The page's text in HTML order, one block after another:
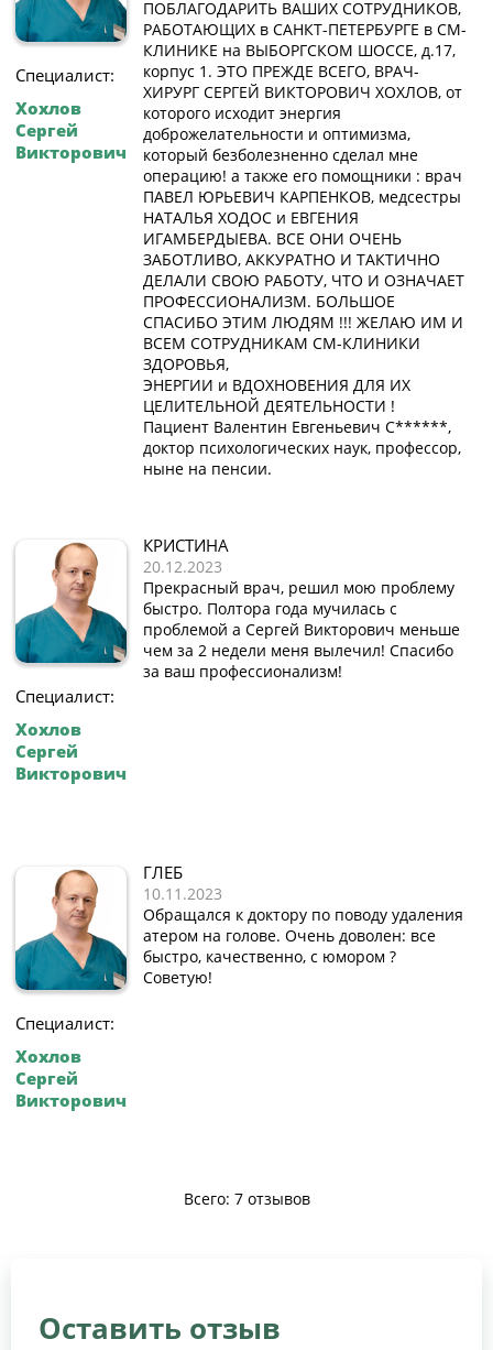
Специалист:
Хохлов
Сергей
Викторович
ПОБЛАГОДАРИТЬ ВАШИХ СОТРУДНИКОВ,
РАБОТАЮЩИХ в САНКТ-ПЕТЕРБУРГЕ в СМ-
КЛИНИКЕ на ВЫБОРГСКОМ ШОССЕ, д.17,
корпус 1. ЭТО ПРЕЖДЕ ВСЕГО, ВРАЧ-
ХИРУРГ СЕРГЕЙ ВИКТОРОВИЧ ХОХЛОВ, от
которого исходит энергия
доброжелательности и оптимизма,
который безболезненно сделал мне
операцию! а также его помощники : врач
ПАВЕЛ ЮРЬЕВИЧ КАРПЕНКОВ, медсестры
НАТАЛЬЯ ХОДОС и ЕВГЕНИЯ
ИГАМБЕРДЫЕВА. ВСЕ ОНИ ОЧЕНЬ
ЗАБОТЛИВО, АККУРАТНО И ТАКТИЧНО
ДЕЛАЛИ СВОЮ РАБОТУ, ЧТО И ОЗНАЧАЕТ
ПРОФЕССИОНАЛИЗМ. БОЛЬШОЕ
СПАСИБО ЭТИМ ЛЮДЯМ !!! ЖЕЛАЮ ИМ И
ВСЕМ СОТРУДНИКАМ СМ-КЛИНИКИ
ЗДОРОВЬЯ,
ЭНЕРГИИ и ВДОХНОВЕНИЯ ДЛЯ ИХ
ЦЕЛИТЕЛЬНОЙ ДЕЯТЕЛЬНОСТИ !
Пациент Валентин Евгеньевич С******,
доктор психологических наук, профессор,
ныне на пенсии.
Специалист:
Хохлов
Сергей
Викторович
КРИСТИНА
20.12.2023
Прекрасный врач, решил мою проблему
быстро. Полтора года мучилась с
проблемой а Сергей Викторович меньше
чем за 2 недели меня вылечил! Спасибо
за ваш профессионализм!
Специалист:
Хохлов
Сергей
Викторович
ГЛЕБ
10.11.2023
Обращался к доктору по поводу удаления
атером на голове. Очень доволен: все
быстро, качественно, с юмором ?
Советую!
Всего: 7 отзывов
Оставить отзыв